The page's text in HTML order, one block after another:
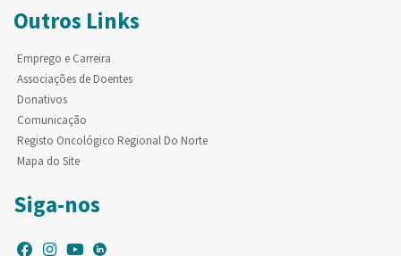
Outros Links
Emprego e Carreira
Associações de Doentes
Donativos
Comunicação
Registo Oncológico Regional Do Norte
Mapa do Site
Siga-nos